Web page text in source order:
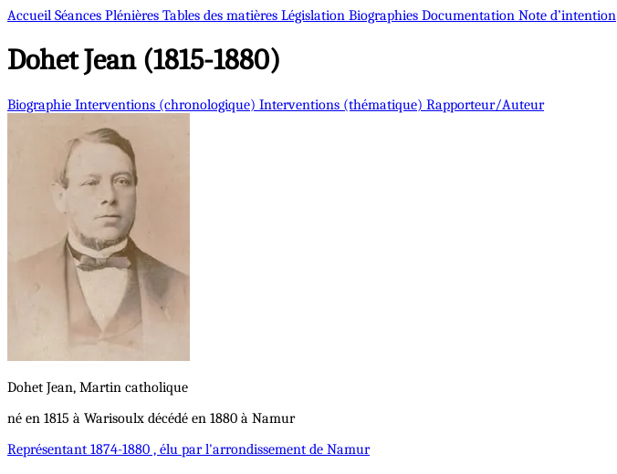
Accueil Séances Plénières Tables des matières Législation Biographies Documentation Note d’intention
DohetJean (1815-1880)
Biographie Interventions (chronologique) Interventions (thématique) Rapporteur/Auteur
Dohet Jean, Martin catholique
né en 1815 à Warisoulx décédé en 1880 à Namur
Représentant 1874-1880 , élu par l'arrondissement de Namur